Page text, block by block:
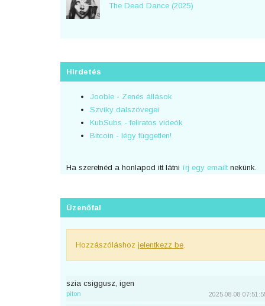
The Dead Dance (2025)
Hirdetés
Jooble - Zenés állások
Szviky dalszövegei
KubSubs - feliratos videók
Bitcoin - légy független!
Ha szeretnéd a honlapod itt látni írj egy emailtnekünk.
Üzenőfal
Hozzászóláshoz jelentkezz be
szia csiggusz, igen
piton 2025-08-08